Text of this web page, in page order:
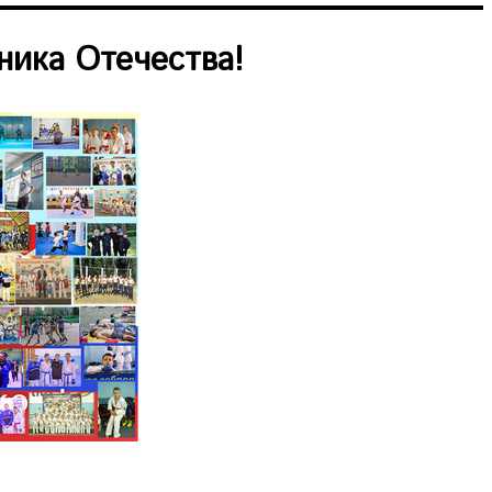
Отечества!